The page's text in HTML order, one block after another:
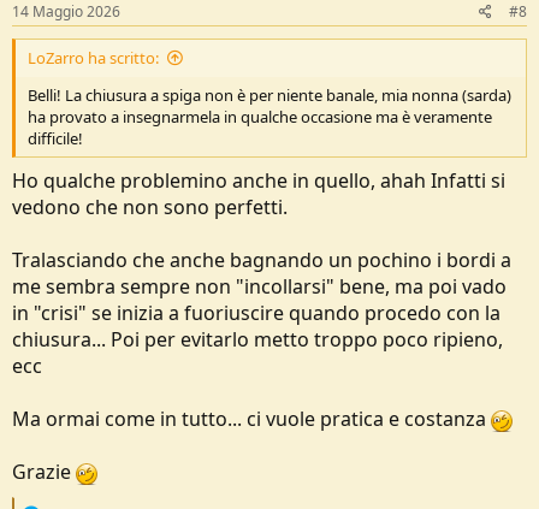
14 Maggio 2026 #8
LoZarro ha scritto:
Belli! La chiusura a spiga non è per niente banale, mia nonna (sarda)
ha provato a insegnarmela in qualche occasione ma è veramente
difficile!
Ho qualche problemino anche in quello, ahah Infatti si
vedono che non sono perfetti.
Tralasciando che anche bagnando un pochino i bordi a
me sembra sempre non "incollarsi" bene, ma poi vado
in "crisi" se inizia a fuoriuscire quando procedo con la
chiusura... Poi per evitarlo metto troppo poco ripieno,
ecc
Ma ormai come in tutto... ci vuole pratica e costanza
Grazie